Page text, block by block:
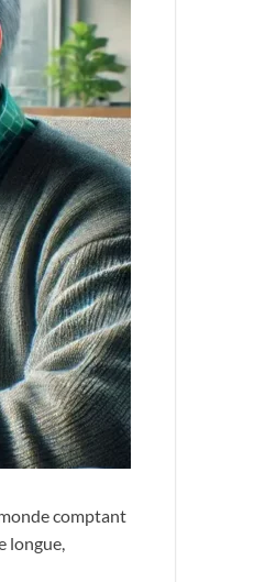
comptant
longue,